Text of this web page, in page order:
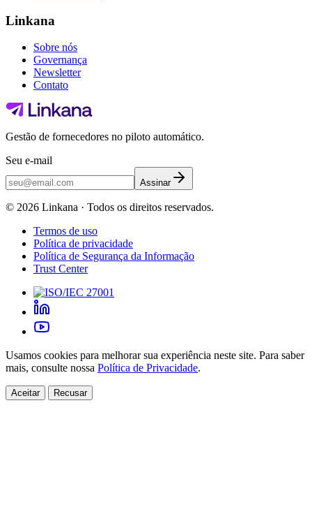
Linkana
Sobre nós
Governança
Newsletter
Contato
Gestão de fornecedores no piloto automático.
Seu e-mail
Assinar
© 2026 Linkana · Todos os direitos reservados.
Termos de uso
Política de privacidade
Política de Segurança da Informação
Trust Center
Usamos cookies para melhorar sua experiência neste site. Para saber
mais, consulte nossa Política de Privacidade.
Aceitar Recusar